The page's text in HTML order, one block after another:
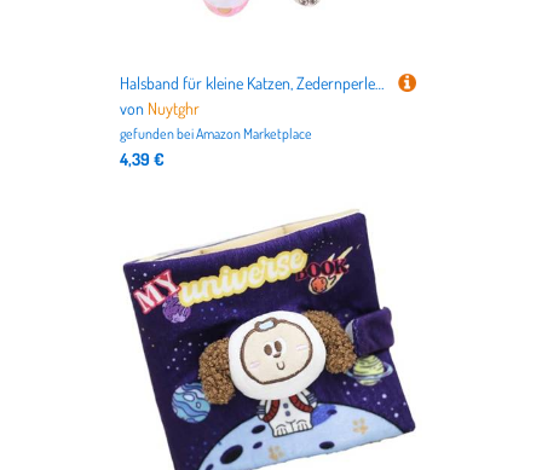
Halsband für kleine Katzen, Zedernperlen, verstellbare Schnalle, für kleine, mittelgroße und große Rassen, Halsanhänger für Training, Wohnzimmer, Hof, Spaziergänge, Reisen
von Nuytghr
gefunden beiAmazon Marketplace
4,39 €